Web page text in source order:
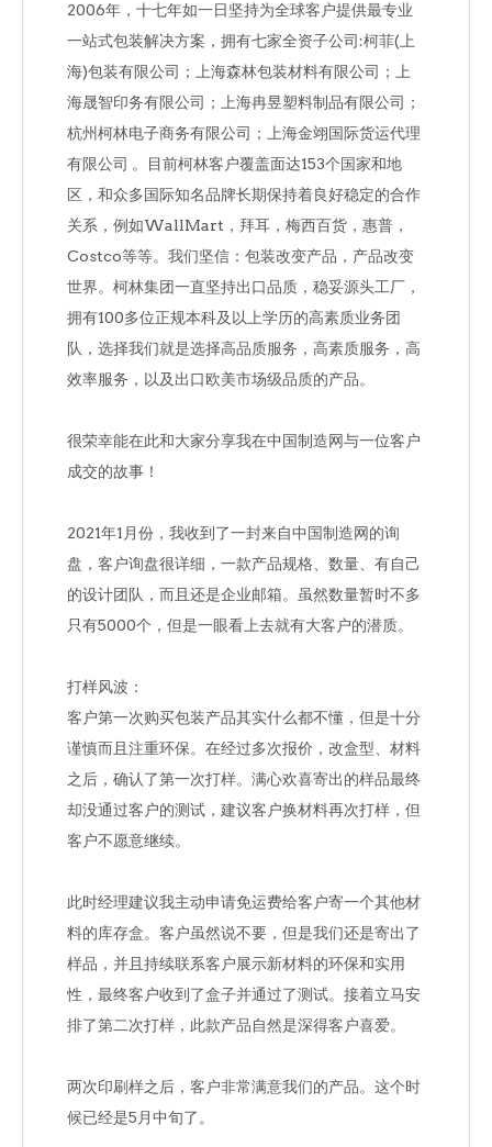
2006年，十七年如一日坚持为全球客户提供最专业
一站式包装解决方案，拥有七家全资子公司:柯菲(上
海)包装有限公司；上海森林包装材料有限公司；上
海晟智印务有限公司；上海冉昱塑料制品有限公司；
杭州柯林电子商务有限公司；上海金翊国际货运代理
有限公司 。目前柯林客户覆盖面达153个国家和地
区，和众多国际知名品牌长期保持着良好稳定的合作
关系，例如WallMart，拜耳，梅西百货，惠普，
Costco等等。我们坚信：包装改变产品，产品改变
世界。柯林集团一直坚持出口品质，稳妥源头工厂，
拥有100多位正规本科及以上学历的高素质业务团
队，选择我们就是选择高品质服务，高素质服务，高
效率服务，以及出口欧美市场级品质的产品。
很荣幸能在此和大家分享我在中国制造网与一位客户
成交的故事！
2021年1月份，我收到了一封来自中国制造网的询
盘，客户询盘很详细，一款产品规格、数量、有自己
的设计团队，而且还是企业邮箱。虽然数量暂时不多
只有5000个，但是一眼看上去就有大客户的潜质。
打样风波：
客户第一次购买包装产品其实什么都不懂，但是十分
谨慎而且注重环保。在经过多次报价，改盒型、材料
之后，确认了第一次打样。满心欢喜寄出的样品最终
却没通过客户的测试，建议客户换材料再次打样，但
客户不愿意继续。
此时经理建议我主动申请免运费给客户寄一个其他材
料的库存盒。客户虽然说不要，但是我们还是寄出了
样品，并且持续联系客户展示新材料的环保和实用
性，最终客户收到了盒子并通过了测试。接着立马安
排了第二次打样，此款产品自然是深得客户喜爱。
两次印刷样之后，客户非常满意我们的产品。这个时
候已经是5月中旬了。